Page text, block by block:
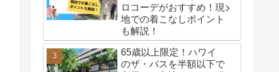
ロコーデがおすすめ！現
地での着こなしポイント
も解説！
65歳以上限定！ハワイ
のザ・バスを半額以下で